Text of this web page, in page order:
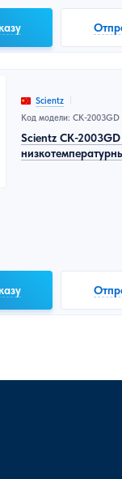
Scientz
Код модели: CK-2003GD
Scientz CK-